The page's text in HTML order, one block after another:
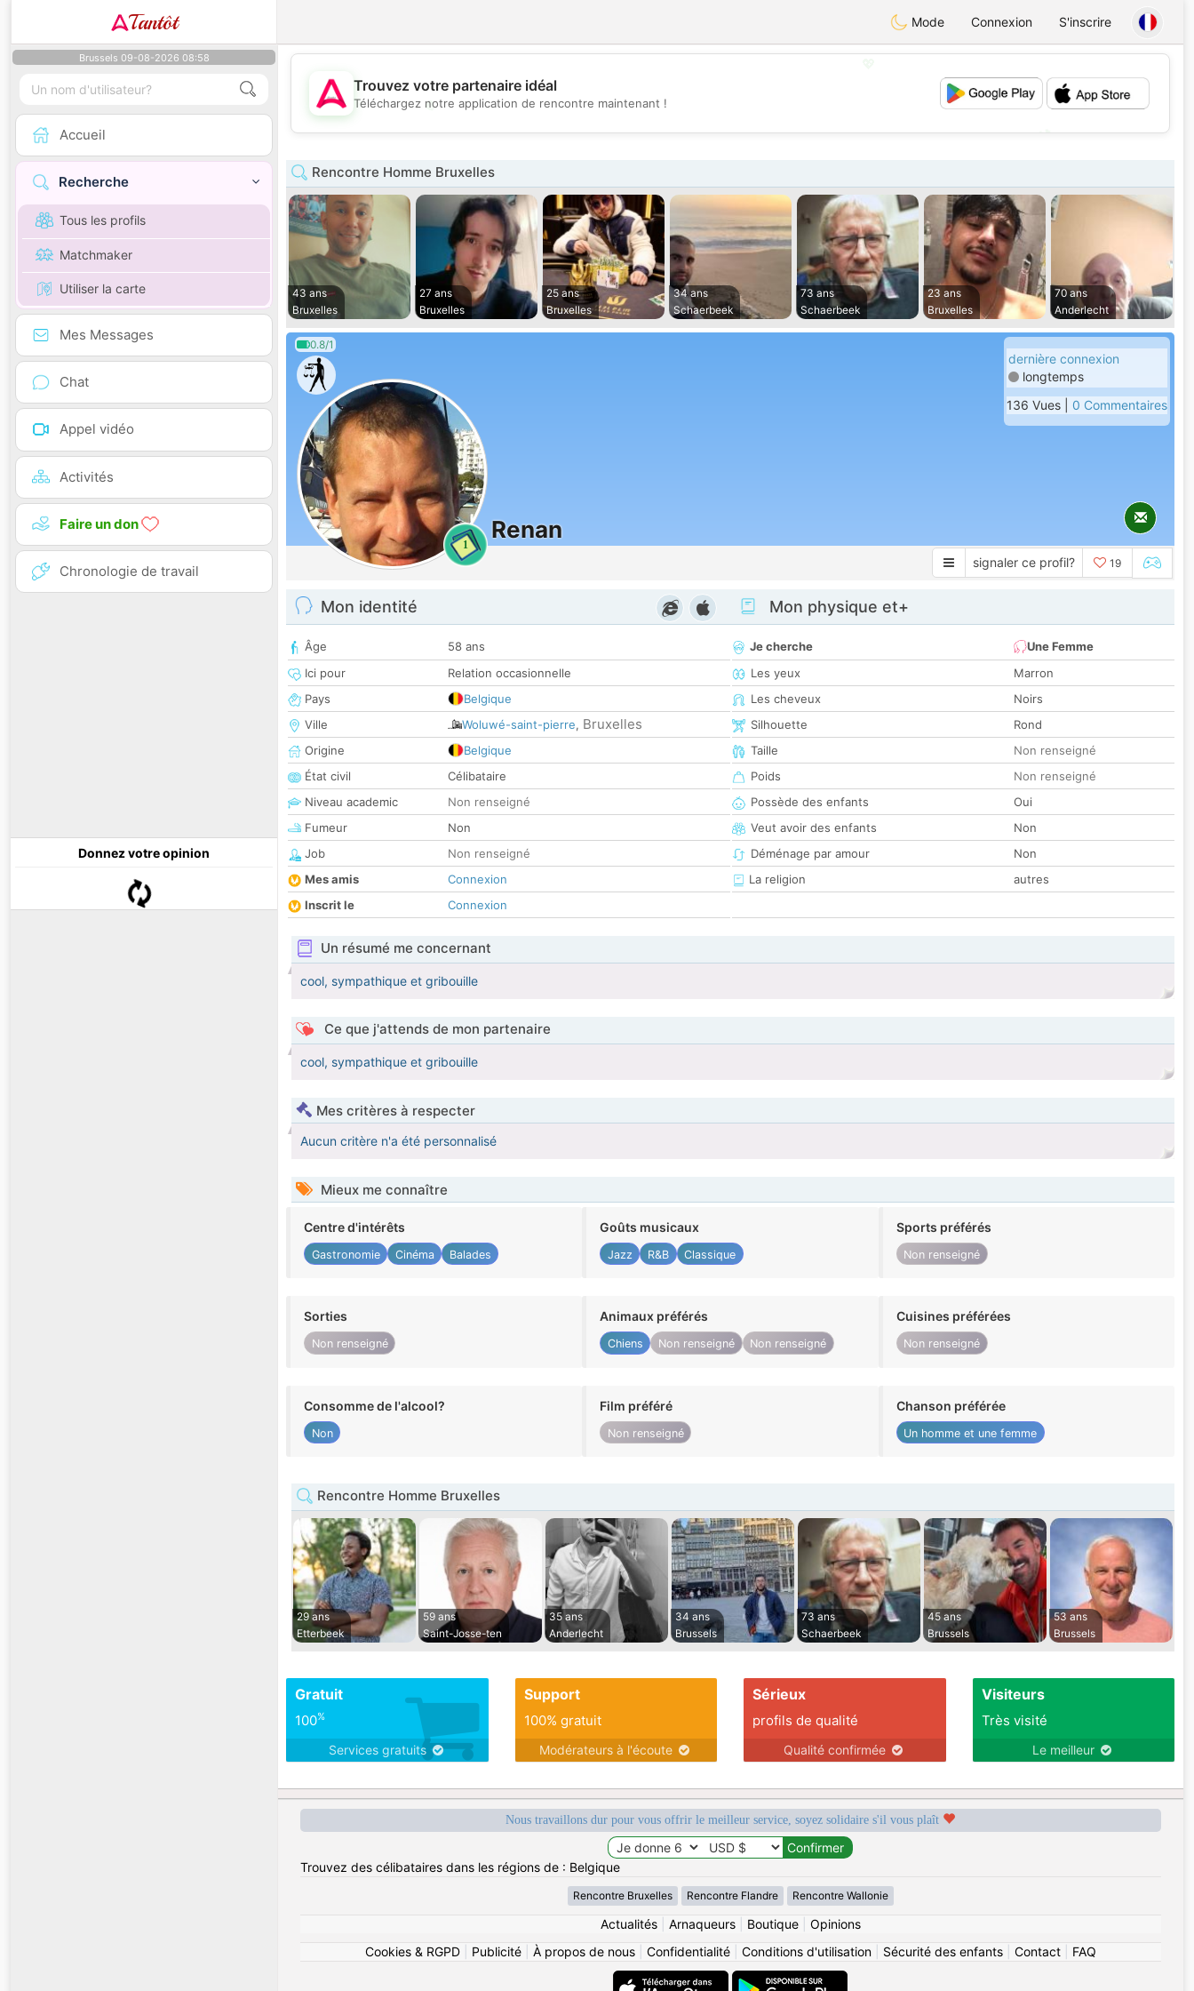
Tantôt Mode Connexion S'inscrire
Brussels 09-08-2026 08:58
Accueil
Recherche
Tous les profils
Matchmaker
Utiliser la carte
Mes Messages
Chat
Appel vidéo
Activités
Faire un don
Chronologie de travail
Donnez votre opinion
💕
Trouvez votre partenaire idéal
Téléchargez notre application de rencontre maintenant !
Rencontre Homme Bruxelles
43 ans
Bruxelles
27 ans
Bruxelles
25 ans
Bruxelles
34 ans
Schaerbeek
73 ans
Schaerbeek
23 ans
Bruxelles
70 ans
Anderlecht
0.8/1
1
Renan
dernière connexion
longtemps
136 Vues | 0 Commentaires
signaler ce profil? 19
Mon identité
Âge
58 ans
Ici pour
Relation occasionnelle
Pays
Belgique
Ville
Woluwé-saint-pierre, Bruxelles
Origine
Belgique
État civil
Célibataire
Niveau academic
Non renseigné
Fumeur
Non
Job
Non renseigné
Mes amis
Connexion
Inscrit le
Connexion
Mon physique et+
Je cherche
Une Femme
Les yeux
Marron
Les cheveux
Noirs
Silhouette
Rond
Taille
Non renseigné
Poids
Non renseigné
Possède des enfants
Oui
Veut avoir des enfants
Non
Déménage par amour
Non
La religion
autres
Un résumé me concernant
cool, sympathique et gribouille
Ce que j'attends de mon partenaire
cool, sympathique et gribouille
Mes critères à respecter
Aucun critère n'a été personnalisé
Mieux me connaître
Centre d'intérêts
Gastronomie Cinéma Balades
Goûts musicaux
Jazz R&B Classique
Sports préférés
Non renseigné
Sorties
Non renseigné
Animaux préférés
Chiens Non renseigné Non renseigné
Cuisines préférées
Non renseigné
Consomme de l'alcool?
Non
Film préféré
Non renseigné
Chanson préférée
Un homme et une femme
Rencontre Homme Bruxelles
29 ans
Etterbeek
59 ans
Saint-Josse-ten
35 ans
Anderlecht
34 ans
Brussels
73 ans
Schaerbeek
45 ans
Brussels
53 ans
Brussels
Gratuit
100%
Services gratuits
Support
100% gratuit
Modérateurs à l'écoute
Sérieux
profils de qualité
Qualité confirmée
Visiteurs
Très visité
Le meilleur
Nous travaillons dur pour vous offrir le meilleur service, soyez solidaire s'il vous plaît
Trouvez des célibataires dans les régions de : Belgique
Rencontre Bruxelles Rencontre Flandre Rencontre Wallonie
Actualités| Arnaqueurs| Boutique| Opinions
Cookies & RGPD| Publicité| À propos de nous| Confidentialité| Conditions d'utilisation| Sécurité des enfants| Contact| FAQ